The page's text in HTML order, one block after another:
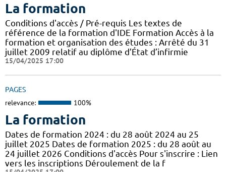
La formation
Conditions d'accès / Pré-requis Les textes de
référence de la formation d'IDE Formation Accès à la
formation et organisation des études : Arrêté du 31
juillet 2009 relatif au diplôme d’État d’infirmie
15/04/2025 17:00
PAGES
relevance: 100%
La formation
Dates de formation 2024 : du 28 août 2024 au 25
juillet 2025 Dates de formation 2025 : du 28 août au
24 juillet 2026 Conditions d'accès Pour s'inscrire : Lien
vers les inscriptions Déroulement de la f